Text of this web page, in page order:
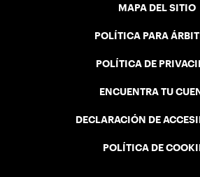
MAPA DEL SITIO
POLÍTICA PARA
POLÍTICA DE
ENCUENTRA TU
DECLARACIÓN DE
POLÍTICA DE